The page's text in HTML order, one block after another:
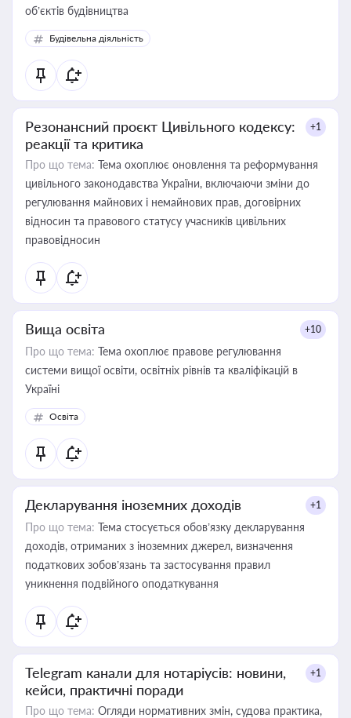
об’єктів будівництва
Будівельна діяльність
Резонансний проєкт Цивільного кодексу:
реакції та критика
+1
Про що тема: Тема охоплює оновлення та реформування
цивільного законодавства України, включаючи зміни до
регулювання майнових і немайнових прав, договірних
відносин та правового статусу учасників цивільних
правовідносин
Вища освіта +10
Про що тема: Тема охоплює правове регулювання
системи вищої освіти, освітніх рівнів та кваліфікацій в
Україні
Освіта
Декларування іноземних доходів +1
Про що тема: Тема стосується обов’язку декларування
доходів, отриманих з іноземних джерел, визначення
податкових зобов’язань та застосування правил
уникнення подвійного оподаткування
Telegram канали для нотаріусів: новини,
кейси, практичні поради
+1
Про що тема: Огляди нормативних змін, судова практика,